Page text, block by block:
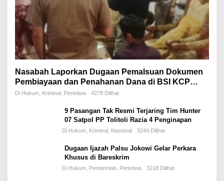
Nasabah Laporkan Dugaan Pemalsuan Dokumen
Pembiayaan dan Penahanan Dana di BSI KCP
Jambi Sungai Bahar
Di Hukum, Kriminal, Peristiwa 4278 Dilihat
9 Pasangan Tak Resmi Terjaring Tim Hunter
07 Satpol PP Tolitoli Razia 4 Penginapan
Di Hukum, Kriminal, Nasional 3244 Dilihat
Dugaan Ijazah Palsu Jokowi Gelar Perkara
Khusus di Bareskrim
Di Hukum, Pemerintah, Peristiwa 3218 Dilihat